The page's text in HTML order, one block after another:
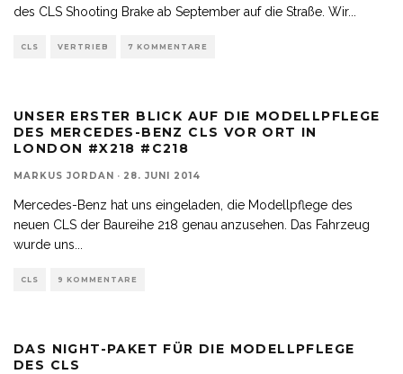
des CLS Shooting Brake ab September auf die Straße. Wir...
CLS VERTRIEB 7 KOMMENTARE
UNSER ERSTER BLICK AUF DIE MODELLPFLEGE
DES MERCEDES-BENZ CLS VOR ORT IN
LONDON #X218 #C218
MARKUS JORDAN · 28. JUNI 2014
Mercedes-Benz hat uns eingeladen, die Modellpflege des
neuen CLS der Baureihe 218 genau anzusehen. Das Fahrzeug
wurde uns
CLS 9 KOMMENTARE
DAS NIGHT-PAKET FÜR DIE MODELLPFLEGE
DES CLS